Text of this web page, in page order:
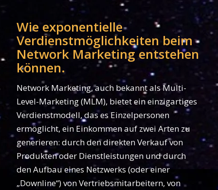
Wie exponentielle
Verdienstmöglichkeiten beim
Network Marketing entstehen
können.
Network Marketing, auch bekannt als Multi-
Level-Marketing (MLM), bietet ein einzigartiges
Verdienstmodell, das es Einzelpersonen
ermöglicht, ein Einkommen auf zwei Arten zu
generieren: durch den direkten Verkauf von
Produkten oder Dienstleistungen und durch
den Aufbau eines Netzwerks (oder einer
„Downline“) von Vertriebsmitarbeitern, von